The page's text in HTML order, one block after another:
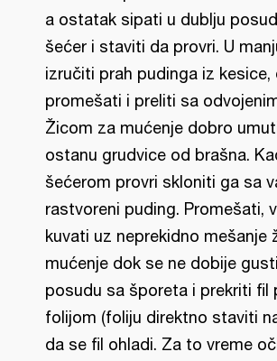
a ostatak sipati u dublju
šećer i staviti da provri. U
izručiti prah pudinga iz
promešati i preliti sa
Žicom za mućenje dobro
ostanu grudvice od brašna.
šećerom provri skloniti ga sa
rastvoreni puding. Promešati,
kuvati uz neprekidno mešanje
mućenje dok se ne dobije
posudu sa šporeta i prekriti fil
folijom (foliju direktno staviti
da se fil ohladi. Za to vreme